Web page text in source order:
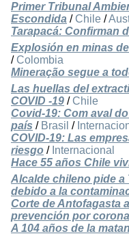
Primer Tribunal
Escondida / Chile /
Tarapacá: Confirman
Explosión en minas
/ Colombia
Mineração segue a
Las huellas del
COVID -19 / Chile
Covid-19: Com aval
país / Brasil /
COVID-19: Las
riesgo / Internacional
Hace 55 años Chile
Alcalde chileno pide a
debido a la
Corte de Antofagasta
prevención por
A 104 años de la